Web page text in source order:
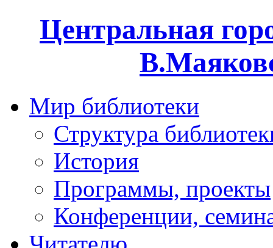
Центральная
Мир библиотеки
Структура
История
Программы, проекты
Конференции,